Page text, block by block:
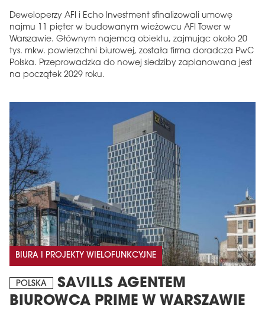
Deweloperzy AFI i Echo Investment sfinalizowali umowę
najmu 11 pięter w budowanym wieżowcu AFI Tower w
Warszawie. Głównym najemcą obiektu, zajmując około 20
tys. mkw. powierzchni biurowej, została firma doradcza PwC
Polska. Przeprowadzka do nowej siedziby zaplanowana jest
na początek 2029 roku.
BIURA I PROJEKTY WIELOFUNKCYJNE
POLSKA
SAVILLS AGENTEM
BIUROWCA PRIME W WARSZAWIE